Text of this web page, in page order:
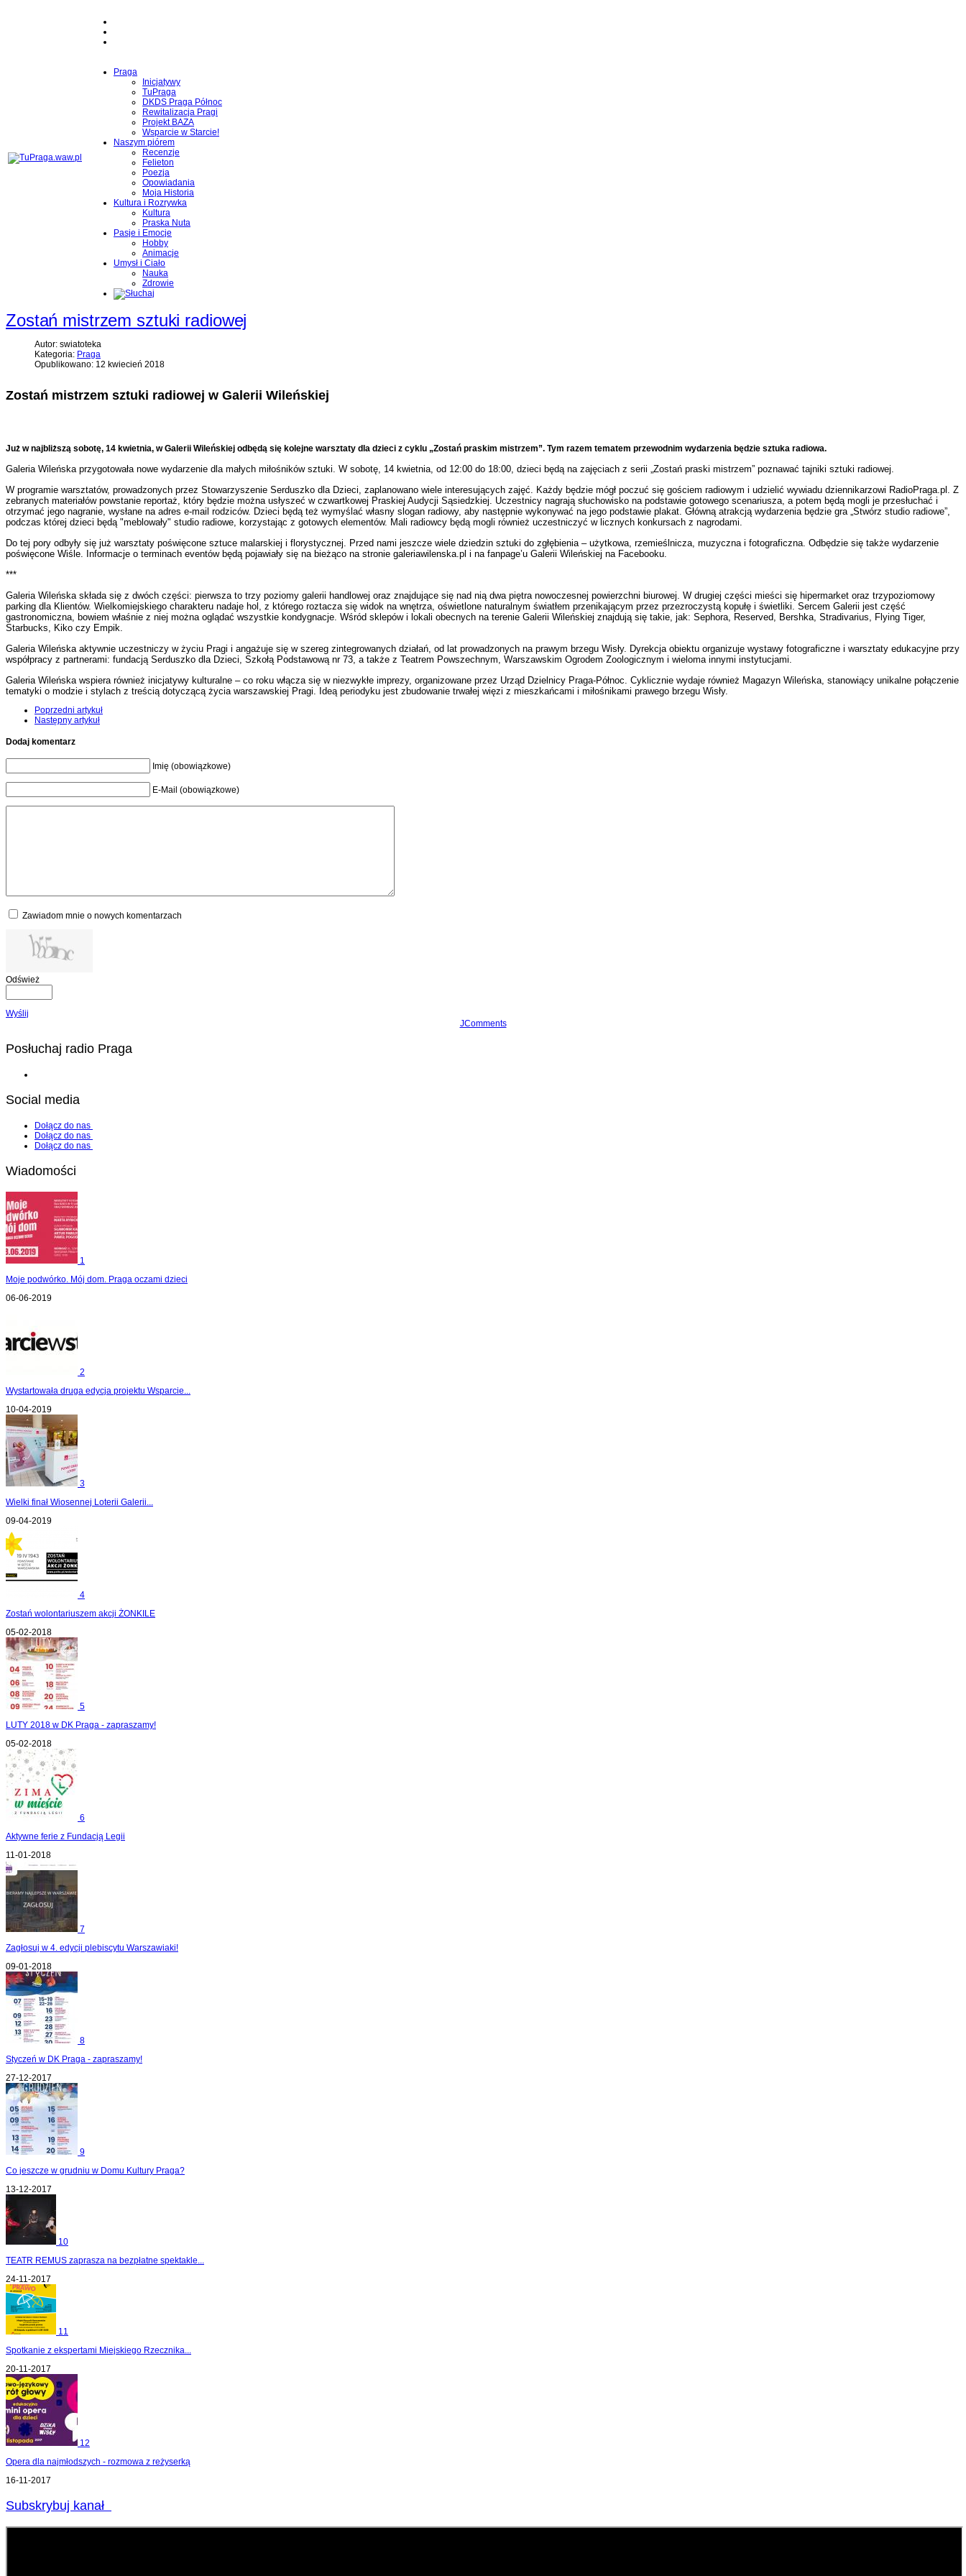
Praga
Inicjatywy
TuPraga
DKDS Praga Północ
Rewitalizacja Pragi
Projekt BAZA
Wsparcie w Starcie!
Naszym piórem
Recenzje
Felieton
Poezja
Opowiadania
Moja Historia
Kultura i Rozrywka
Kultura
Praska Nuta
Pasje i Emocje
Hobby
Animacje
Umysł i Ciało
Nauka
Zdrowie
Zostań mistrzem sztuki radiowej
Autor: swiatoteka
Kategoria: Praga
Opublikowano: 12 kwiecień 2018
Zostań mistrzem sztuki radiowej w Galerii Wileńskiej
Już w najbliższą sobotę, 14 kwietnia, w Galerii Wileńskiej odbędą się kolejne warsztaty dla dzieci z cyklu „Zostań praskim mistrzem”. Tym razem tematem przewodnim wydarzenia będzie sztuka radiowa.
Galeria Wileńska przygotowała nowe wydarzenie dla małych miłośników sztuki. W sobotę, 14 kwietnia, od 12:00 do 18:00, dzieci będą na zajęciach z serii „Zostań praski mistrzem” poznawać tajniki sztuki radiowej.
W programie warsztatów, prowadzonych przez Stowarzyszenie Serduszko dla Dzieci, zaplanowano wiele interesujących zajęć. Każdy będzie mógł poczuć się gościem radiowym i udzielić wywiadu dziennikarzowi RadioPraga.pl. Z
zebranych materiałów powstanie reportaż, który będzie można usłyszeć w czwartkowej Praskiej Audycji Sąsiedzkiej. Uczestnicy nagrają słuchowisko na podstawie gotowego scenariusza, a potem będą mogli je przesłuchać i
otrzymać jego nagranie, wysłane na adres e-mail rodziców. Dzieci będą też wymyślać własny slogan radiowy, aby następnie wykonywać na jego podstawie plakat. Główną atrakcją wydarzenia będzie gra „Stwórz studio radiowe”,
podczas której dzieci będą "meblowały" studio radiowe, korzystając z gotowych elementów. Mali radiowcy będą mogli również uczestniczyć w licznych konkursach z nagrodami.
Do tej pory odbyły się już warsztaty poświęcone sztuce malarskiej i florystycznej. Przed nami jeszcze wiele dziedzin sztuki do zgłębienia –użytkowa, rzemieślnicza, muzyczna i fotograficzna. Odbędzie się także wydarzenie
poświęcone Wiśle. Informacje o terminach eventów będą pojawiały się na bieżąco na stronie galeriawilenska.pl i na fanpage’u Galerii Wileńskiej na Facebooku.
***
Galeria Wileńska składa się z dwóch części: pierwsza to trzy poziomy galerii handlowej oraz znajdujące się nad nią dwa piętra nowoczesnej powierzchni biurowej. W drugiej części mieści się hipermarket oraz trzypoziomowy
parking dla Klientów. Wielkomiejskiego charakteru nadaje hol, z którego roztacza się widok na wnętrza, oświetlone naturalnym światłem przenikającym przez przezroczystą kopułę i świetliki. Sercem Galerii jest część
gastronomiczna, bowiem właśnie z niej można oglądać wszystkie kondygnacje. Wśród sklepów i lokali obecnych na terenie Galerii Wileńskiej znajdują się takie, jak: Sephora, Reserved, Bershka, Stradivarius, Flying Tiger,
Starbucks, Kiko czy Empik.
Galeria Wileńska aktywnie uczestniczy w życiu Pragi i angażuje się w szereg zintegrowanych działań, od lat prowadzonych na prawym brzegu Wisły. Dyrekcja obiektu organizuje wystawy fotograficzne i warsztaty edukacyjne przy
współpracy z partnerami: fundacją Serduszko dla Dzieci, Szkołą Podstawową nr 73, a także z Teatrem Powszechnym, Warszawskim Ogrodem Zoologicznym i wieloma innymi instytucjami.
Galeria Wileńska wspiera również inicjatywy kulturalne – co roku włącza się w niezwykłe imprezy, organizowane przez Urząd Dzielnicy Praga-Północ. Cyklicznie wydaje również Magazyn Wileńska, stanowiący unikalne połączenie
tematyki o modzie i stylach z treścią dotyczącą życia warszawskiej Pragi. Ideą periodyku jest zbudowanie trwałej więzi z mieszkańcami i miłośnikami prawego brzegu Wisły.
Poprzedni artykuł
Następny artykuł
Dodaj komentarz
Imię (obowiązkowe)
E-Mail (obowiązkowe)
Zawiadom mnie o nowych komentarzach
Odśwież
Wyślij
JComments
Posłuchaj radio Praga
Social media
Dołącz do nas
Dołącz do nas
Dołącz do nas
Wiadomości
1
Moje podwórko. Mój dom. Praga oczami dzieci
06-06-2019
2
Wystartowała druga edycja projektu Wsparcie...
10-04-2019
3
Wielki finał Wiosennej Loterii Galerii...
09-04-2019
4
Zostań wolontariuszem akcji ŻONKILE
05-02-2018
5
LUTY 2018 w DK Praga - zapraszamy!
05-02-2018
6
Aktywne ferie z Fundacją Legii
11-01-2018
7
Zagłosuj w 4. edycji plebiscytu Warszawiaki!
09-01-2018
8
Styczeń w DK Praga - zapraszamy!
27-12-2017
9
Co jeszcze w grudniu w Domu Kultury Praga?
13-12-2017
10
TEATR REMUS zaprasza na bezpłatne spektakle...
24-11-2017
11
Spotkanie z ekspertami Miejskiego Rzecznika...
20-11-2017
12
Opera dla najmłodszych - rozmowa z reżyserką
16-11-2017
Subskrybuj kanał